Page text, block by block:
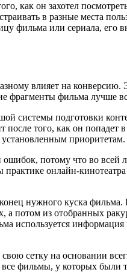
как он захотел
в разные места
фильма или сериала, его
влияет на
фрагменты фильма лучше
системы подготовки
того, как он попадет в
установленным приоритетам.
потому что во всей
онлайн-
нужного куска фильма.
а потом из отобранных
используется
сетку на основании
фильмы, у которых были